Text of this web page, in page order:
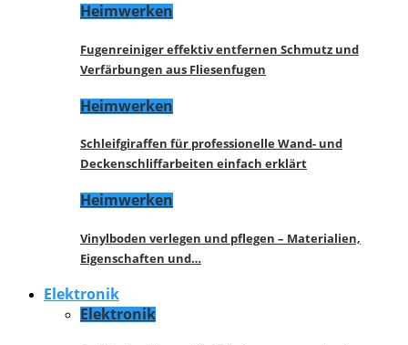
Heimwerken
Fugenreiniger effektiv entfernen Schmutz und
Verfärbungen aus Fliesenfugen
Heimwerken
Schleifgiraffen für professionelle Wand- und
Deckenschliffarbeiten einfach erklärt
Heimwerken
Vinylboden verlegen und pflegen – Materialien,
Eigenschaften und…
Elektronik
Elektronik